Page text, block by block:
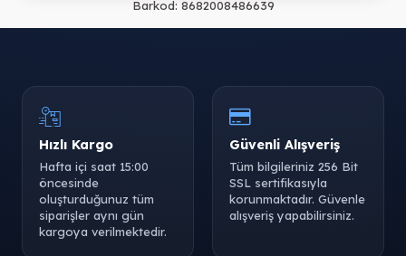
Barkod: 8682008486639
Hızlı Kargo
Hafta içi saat 15:00
öncesinde
oluşturduğunuz tüm
siparişler aynı gün
kargoya verilmektedir.
Güvenli Alışveriş
Tüm bilgileriniz 256 Bit
SSL sertifikasıyla
korunmaktadır. Güvenle
alışveriş yapabilirsiniz.